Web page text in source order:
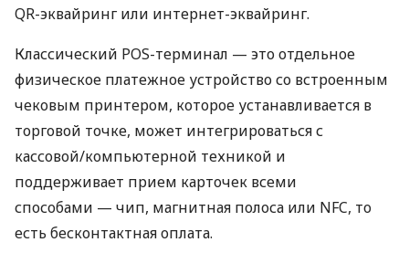
QR-эквайринг или интернет-эквайринг.
Классический POS-терминал — это отдельное
физическое платежное устройство со встроенным
чековым принтером, которое устанавливается в
торговой точке, может интегрироваться с
кассовой/компьютерной техникой и
поддерживает прием карточек всеми
способами — чип, магнитная полоса или NFC, то
есть бесконтактная оплата.